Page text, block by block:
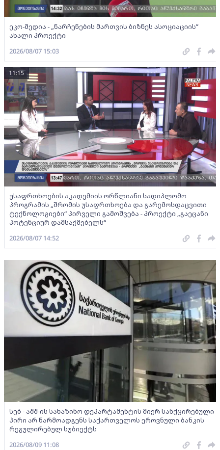
ეკო-მედია - „ნარჩენების მართვის ბიზნეს ასოციაციის”
ახალი პროექტი
2026/08/07 15:03
უსაფრთხოების აკადემიის ორწლიანი სადიპლომო
პროგრამის „შრომის უსაფრთხოება და გარემოსდაცვითი
ტექნოლოგიები“ პირველი გამოშვება - პროექტი „გაეცანი
პოტენციურ დამსაქმებელს“
11:15
2026/08/07 14:52
სებ - აშშ-ის სახაზინო დეპარტამენტის მიერ სანქცირებული
პირი არ წარმოადგენს საქართველოს ეროვნული ბანკის
რეგულირებულ სუბიექტს
2026/08/09 11:08